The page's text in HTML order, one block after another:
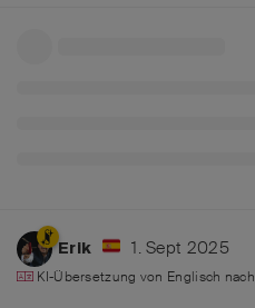
Erik 1. Sept 2025
KI-Übersetzung von Englisch nach